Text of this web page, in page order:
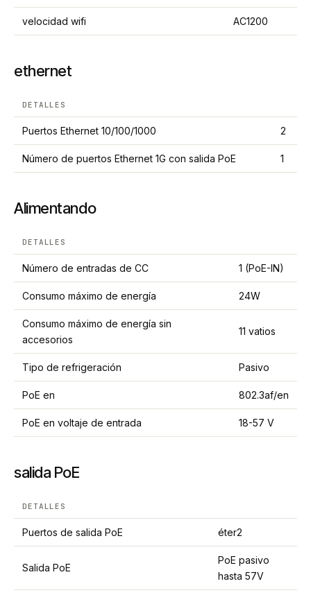
velocidad wifi AC1200
ethernet
DETALLES
Puertos Ethernet 10/100/1000 2
Número de puertos Ethernet 1G con salida PoE 1
Alimentando
DETALLES
Número de entradas de CC 1 (PoE-IN)
Consumo máximo de energía 24W
Consumo máximo de energía sin
accesorios
11 vatios
Tipo de refrigeración Pasivo
PoE en 802.3af/en
PoE en voltaje de entrada 18-57 V
salida PoE
DETALLES
Puertos de salida PoE éter2
Salida PoE
PoE pasivo
hasta 57V